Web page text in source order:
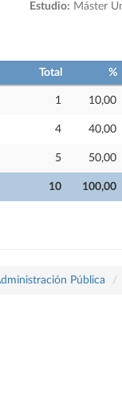
Estudio: Máster
Total %
10 100,00
1 10,00
4 40,00
5 50,00
Pública